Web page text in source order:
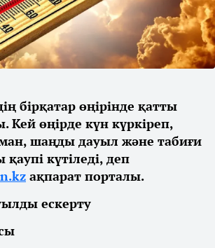
бірқатар өңірінде қатты
Кей өңірде күн күркіреп,
шаңды дауыл және табиғи
күтіледі, деп
ақпарат порталы.
ескерту